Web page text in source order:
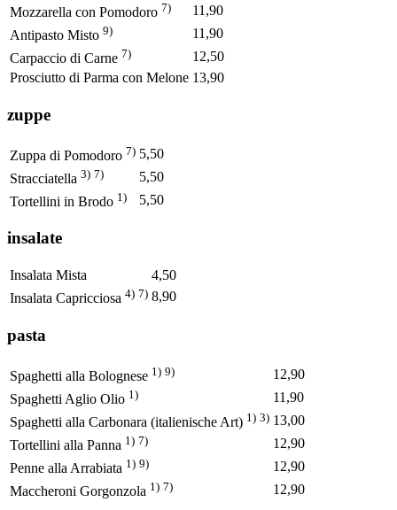
Mozzarella con Pomodoro 7)
11,90
Antipasto Misto 9)
11,90
Carpaccio di Carne 7)
12,50
Prosciutto di Parma con Melone 13,90
zuppe
Zuppa di Pomodoro 7) 5,50
Stracciatella 3) 7)
5,50
Tortellini in Brodo 1) 5,50
insalate
Insalata Mista
4,50
Insalata Capricciosa 4) 7) 8,90
pasta
Spaghetti alla Bolognese 1) 9)
12,90
Spaghetti Aglio Olio 1)
11,90
Spaghetti alla Carbonara (italienische Art) 1) 3) 13,00
Tortellini alla Panna 1) 7)
12,90
Penne alla Arrabiata 1) 9)
12,90
Maccheroni Gorgonzola 1) 7) 12,90